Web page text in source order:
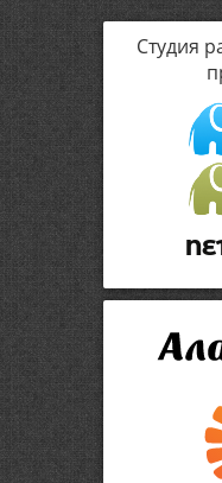
Студия